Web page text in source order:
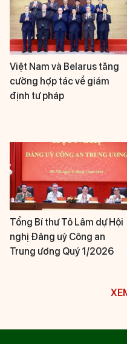
Việt Nam và Belarus tăng
cường hợp tác về giám
định tư pháp
Tổng Bí thư Tô Lâm dự Hội
nghị Đảng uỷ Công an
Trung ương Quý 1/2026